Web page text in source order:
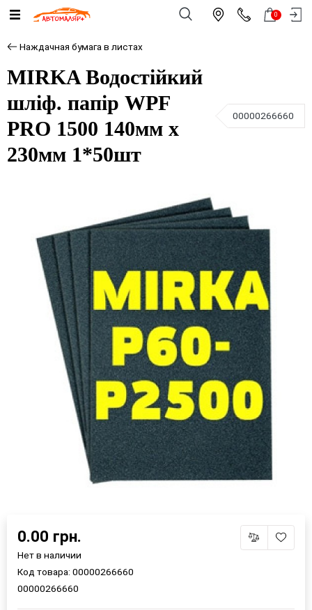
0
Наждачная бумага в листах
MIRKA Водостійкий
шліф. папір WPF
PRO 1500 140мм x
230мм 1*50шт
00000266660
Выберите язык магазина ×
0.00 грн.
Нет в наличии
Код товара: 00000266660
00000266660